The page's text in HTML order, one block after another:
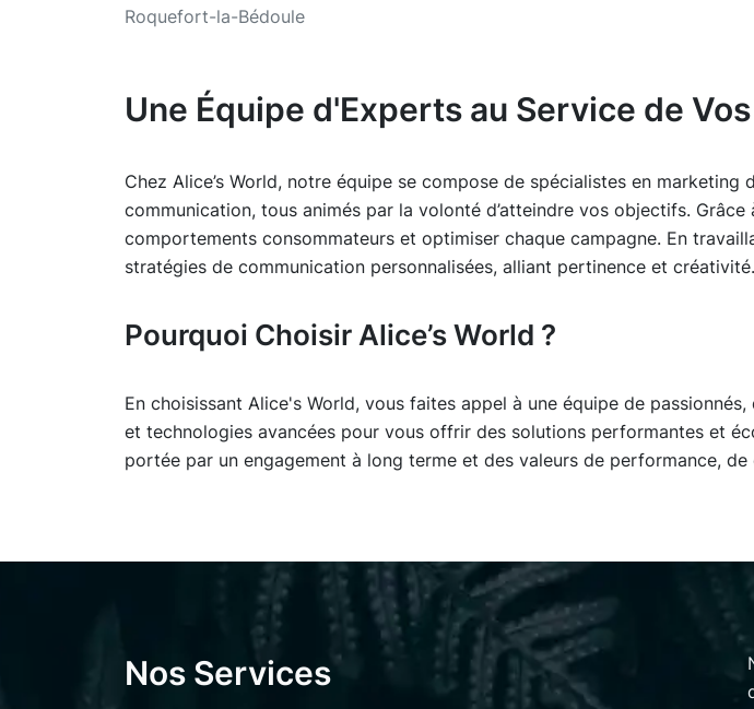
Roquefort-la-Bédoule
Une Équipe d'Experts au Service de
Chez Alice’s World, notre équipe se compose de spécialistes en
communication, tous animés par la volonté d’atteindre vos objectifs.
comportements consommateurs et optimiser chaque campagne. En
stratégies de communication personnalisées, alliant pertinence et créativité.
Pourquoi Choisir Alice’s World ?
En choisissant Alice's World, vous faites appel à une équipe de
et technologies avancées pour vous offrir des solutions performantes et
portée par un engagement à long terme et des valeurs de performance,
Nos Services